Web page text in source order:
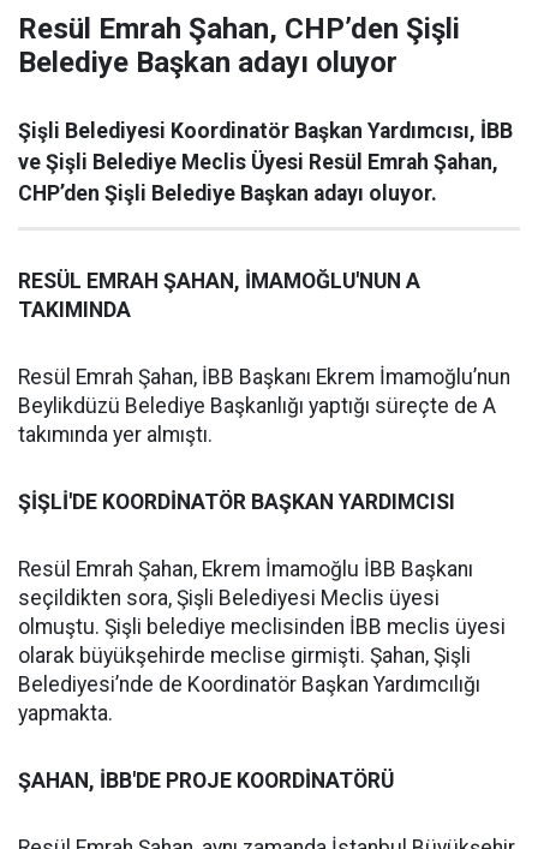
Resül Emrah Şahan, CHP’den Şişli
Belediye Başkan adayı oluyor
Şişli Belediyesi Koordinatör Başkan Yardımcısı, İBB
ve Şişli Belediye Meclis Üyesi Resül Emrah Şahan,
CHP’den Şişli Belediye Başkan adayı oluyor.
RESÜL EMRAH ŞAHAN, İMAMOĞLU'NUN A
TAKIMINDA
Resül Emrah Şahan, İBB Başkanı Ekrem İmamoğlu’nun
Beylikdüzü Belediye Başkanlığı yaptığı süreçte de A
takımında yer almıştı.
ŞİŞLİ'DE KOORDİNATÖR BAŞKAN YARDIMCISI
Resül Emrah Şahan, Ekrem İmamoğlu İBB Başkanı
seçildikten sora, Şişli Belediyesi Meclis üyesi
olmuştu. Şişli belediye meclisinden İBB meclis üyesi
olarak büyükşehirde meclise girmişti. Şahan, Şişli
Belediyesi’nde de Koordinatör Başkan Yardımcılığı
yapmakta.
ŞAHAN, İBB'DE PROJE KOORDİNATÖRÜ